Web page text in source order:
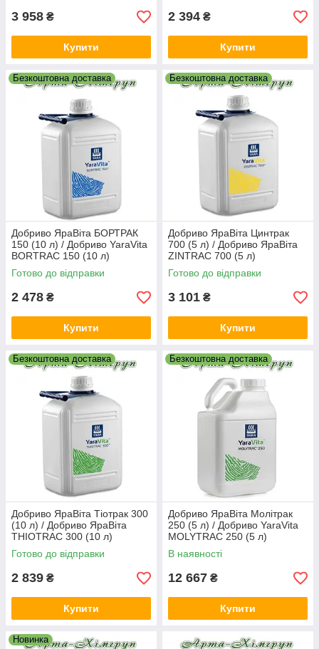
3 958 ₴
Купити
2 394 ₴
Купити
Безкоштовна доставка
Добриво ЯраВіта БОРТРАК
150 (10 л) / Добриво YaraVita
BORTRAC 150 (10 л)
Готово до відправки
2 478 ₴
Купити
Безкоштовна доставка
Добриво ЯраВіта Цинтрак
700 (5 л) / Добриво ЯраВіта
ZINTRAC 700 (5 л)
Готово до відправки
3 101 ₴
Купити
Безкоштовна доставка
Добриво ЯраВіта Тіотрак 300
(10 л) / Добриво ЯраВіта
THIOTRAC 300 (10 л)
Готово до відправки
2 839 ₴
Купити
Безкоштовна доставка
Добриво ЯраВіта Молітрак
250 (5 л) / Добриво YaraVita
MOLYTRAC 250 (5 л)
В наявності
12 667 ₴
Купити
Новинка